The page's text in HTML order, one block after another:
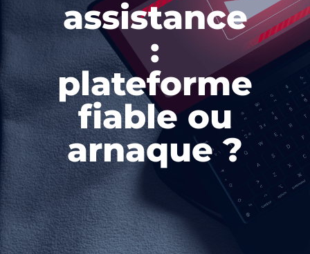
assistance
:
plateforme
fiable ou
arnaque ?